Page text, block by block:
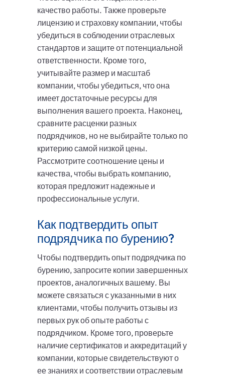
качество работы. Также проверьте
лицензию и страховку компании, чтобы
убедиться в соблюдении отраслевых
стандартов и защите от потенциальной
ответственности. Кроме того,
учитывайте размер и масштаб
компании, чтобы убедиться, что она
имеет достаточные ресурсы для
выполнения вашего проекта. Наконец,
сравните расценки разных
подрядчиков, но не выбирайте только по
критерию самой низкой цены.
Рассмотрите соотношение цены и
качества, чтобы выбрать компанию,
которая предложит надежные и
профессиональные услуги.
Как подтвердить опыт
подрядчика по бурению?
Чтобы подтвердить опыт подрядчика по
бурению, запросите копии завершенных
проектов, аналогичных вашему. Вы
можете связаться с указанными в них
клиентами, чтобы получить отзывы из
первых рук об опыте работы с
подрядчиком. Кроме того, проверьте
наличие сертификатов и аккредитаций у
компании, которые свидетельствуют о
ее знаниях и соответствии отраслевым